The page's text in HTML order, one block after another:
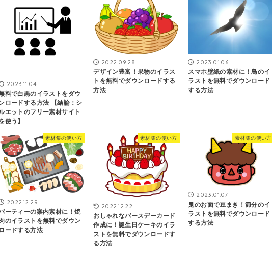
2023.11.04
料で白黒のイラストをダウ
ロードする方法 【結論：シ
エットのフリー素材サイト
使う】
2022.09.28
デザイン豊富！果物のイラス
トを無料でダウンロードする
方法
2023.01.06
スマホ壁紙の素材に！鳥のイ
ラストを無料でダウンロード
する方法
素材集の使い方
2022.12.29
ーティーの案内素材に！焼
のイラストを無料でダウン
ロードする方法
素材集の使い方
2022.12.22
おしゃれなバースデーカード
作成に！誕生日ケーキのイラ
ストを無料でダウンロードす
る方法
素材集の使い方
2023.01.07
鬼のお面で豆まき！節分のイ
ラストを無料でダウンロード
する方法